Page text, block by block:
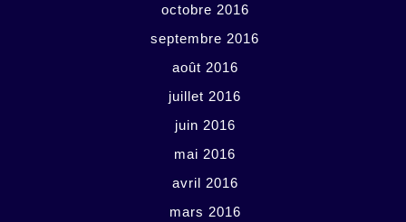
octobre 2016
septembre 2016
août 2016
juillet 2016
juin 2016
mai 2016
avril 2016
mars 2016